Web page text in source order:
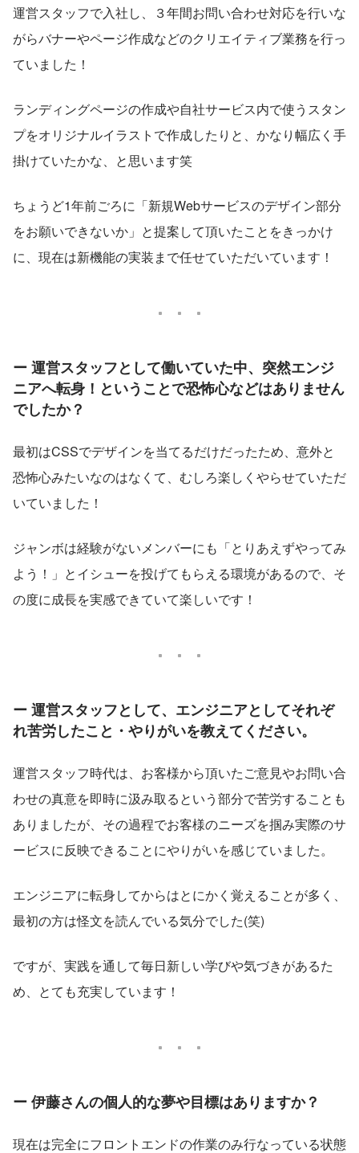
運営スタッフで入社し、３年間お問い合わせ対応を行いな
がらバナーやページ作成などのクリエイティブ業務を行っ
ていました！
ランディングページの作成や自社サービス内で使うスタン
プをオリジナルイラストで作成したりと、かなり幅広く手
掛けていたかな、と思います笑
ちょうど1年前ごろに「新規Webサービスのデザイン部分
をお願いできないか」と提案して頂いたことをきっかけ
に、現在は新機能の実装まで任せていただいています！
ー 運営スタッフとして働いていた中、突然エンジ
ニアへ転身！ということで恐怖心などはありません
でしたか？
最初はCSSでデザインを当てるだけだったため、意外と
恐怖心みたいなのはなくて、むしろ楽しくやらせていただ
いていました！
ジャンボは経験がないメンバーにも「とりあえずやってみ
よう！」とイシューを投げてもらえる環境があるので、そ
の度に成長を実感できていて楽しいです！
ー 運営スタッフとして、エンジニアとしてそれぞ
れ苦労したこと・やりがいを教えてください。
運営スタッフ時代は、お客様から頂いたご意見やお問い合
わせの真意を即時に汲み取るという部分で苦労することも
ありましたが、その過程でお客様のニーズを掴み実際のサ
ービスに反映できることにやりがいを感じていました。
エンジニアに転身してからはとにかく覚えることが多く、
最初の方は怪文を読んでいる気分でした(笑)
ですが、実践を通して毎日新しい学びや気づきがあるた
め、とても充実しています！
ー 伊藤さんの個人的な夢や目標はありますか？
現在は完全にフロントエンドの作業のみ行なっている状態